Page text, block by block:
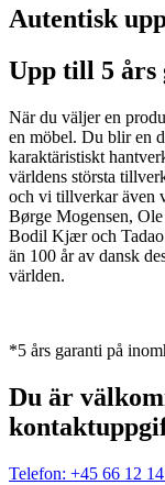
Autentisk
Upp till 5 års
När du väljer en
en möbel. Du blir en
karaktäristiskt
världens största
och vi tillverkar även
Børge Mogensen,
Bodil Kjær och Tadao
än 100 år av dansk
världen.
*5 års garanti på
Du är
Telefon: +45 66 12